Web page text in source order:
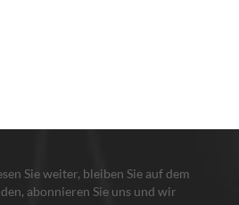
Sie weiter, bleiben Sie auf dem
abonnieren Sie uns und wir